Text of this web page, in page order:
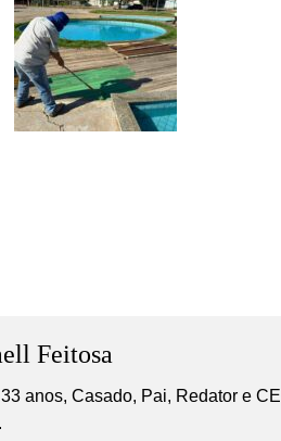
Feitosa
anos, Casado, Pai, Redator e